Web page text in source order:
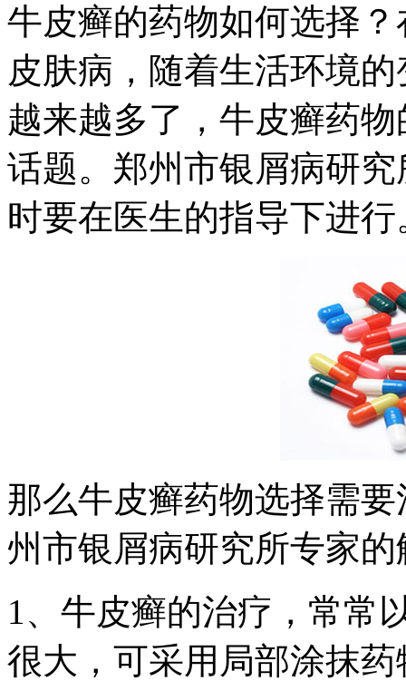
牛皮癣的药物如何选择
皮肤病，随着生活环境
越来越多了，牛皮癣药
话题。郑州市银屑病研
时要在医生的指导下进行
那么牛皮癣药物选择需
州市银屑病研究所专家的
1、牛皮癣的治疗，常常
很大，可采用局部涂抹